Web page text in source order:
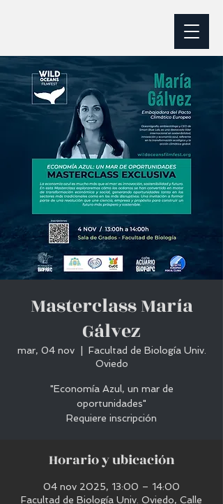
Masterclass María
Gálvez
mar, 04 nov
  |
Facultad de Biología Univ.
Oviedo
"Economía Azul, un mar de
oportunidades"
Requiere inscripción
Horario y ubicación
04 nov 2025, 13:00 – 14:00
Facultad de Biología Univ. Oviedo, Calle